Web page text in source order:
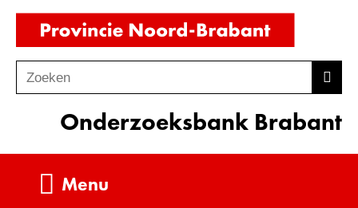
Ga
de
inhoud
o
Zoeken
Onderzoeksbank Brabant
Menu